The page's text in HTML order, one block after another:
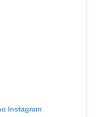
Instagram